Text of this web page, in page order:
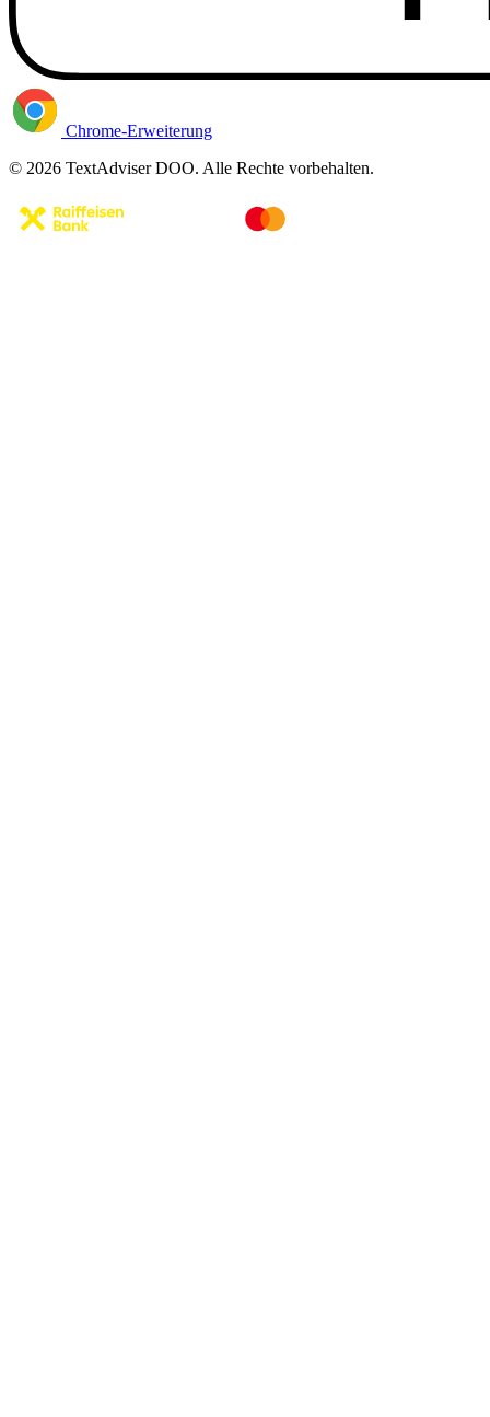
Chrome-Erweiterung
© 2026 TextAdviser DOO. Alle Rechte vorbehalten.